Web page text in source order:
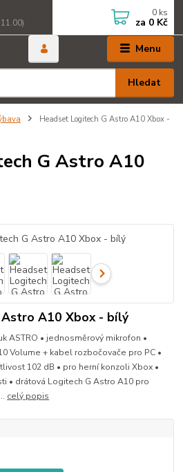
Menu
Hledat
0 ks
za 0 Kč
Headset Logitech G Astro A10 Xbox -
G Astro A10
A10 Xbox - bílý
ASTRO • jednosměrový mikrofon •
Volume + kabel rozbočovače pro PC •
102 dB • pro herní konzoli Xbox •
• drátová Logitech G Astro A10 pro
celý popis